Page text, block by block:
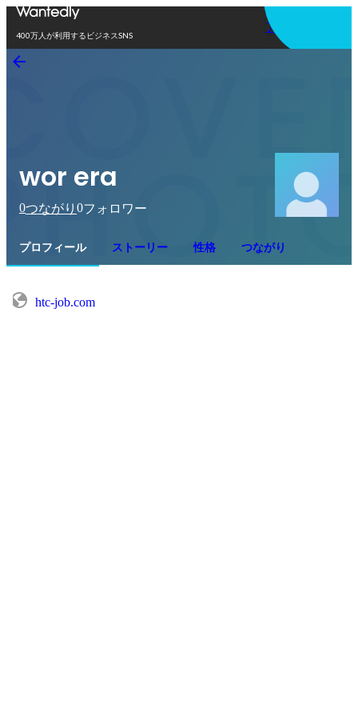
400万人が利用するビジネスSNS
アプリを使う
wor era
0つながり 0フォロワー
プロフィール ストーリー 性格 つながり
htc-job.com